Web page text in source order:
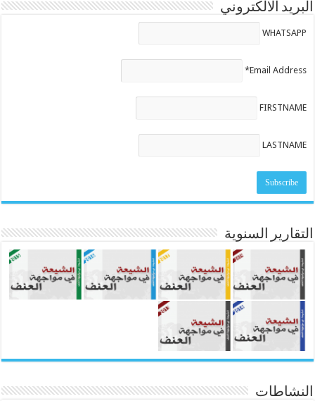
البريد الالكتروني
WHATSAPP
Email Address*
FIRSTNAME
LASTNAME
التقارير السنوية
النشاطات